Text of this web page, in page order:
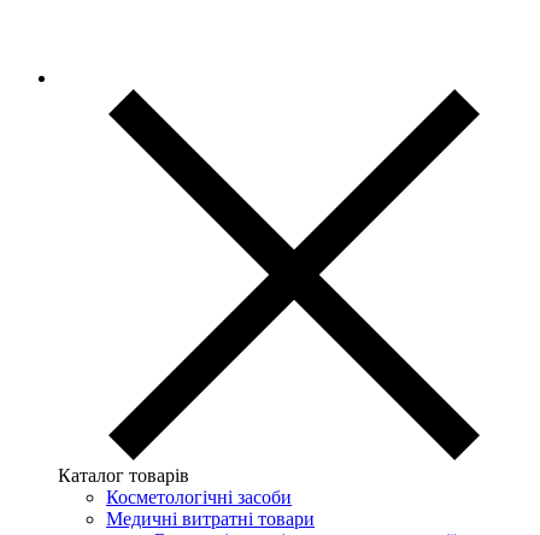
Каталог товарів
Косметологічні засоби
Медичні витратні товари